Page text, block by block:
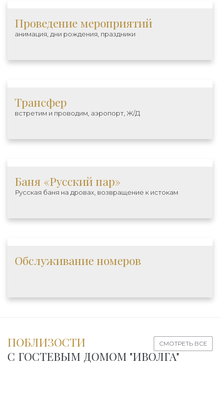
Проведение мероприятий
анимация, дни рождения, праздники
Трансфер
встретим и проводим, аэропорт, Ж/Д
Баня «Русский пар»
Русская баня на дровах, возвращение к истокам
Обслуживание номеров
ПОБЛИЗОСТИ
С ГОСТЕВЫМ ДОМОМ "ИВОЛГА"
СМОТРЕТЬ ВСЕ